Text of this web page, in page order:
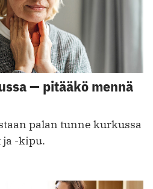
— pitääkö mennä
palan tunne kurkussa
-kipu.